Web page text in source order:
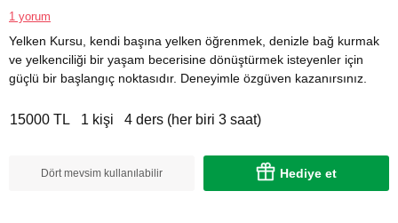
1 yorum
Yelken Kursu, kendi başına yelken öğrenmek, denizle bağ kurmak
ve yelkenciliği bir yaşam becerisine dönüştürmek isteyenler için
güçlü bir başlangıç noktasıdır. Deneyimle özgüven kazanırsınız.
15000 TL 1 kişi 4 ders (her biri 3 saat)
Dört mevsim kullanılabilir Hediye et